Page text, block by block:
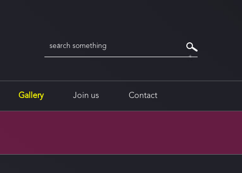
Gallery Join us Contact